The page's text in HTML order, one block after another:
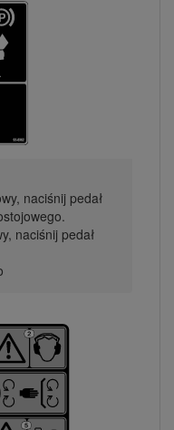
naciśnij pedał
naciśnij pedał